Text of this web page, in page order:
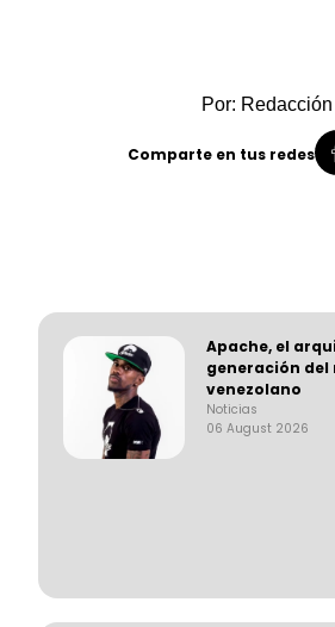
Apache, el
generación del
venezolano
Noticias
06 August 2026
Por: Redacción
Comparte en tus redes